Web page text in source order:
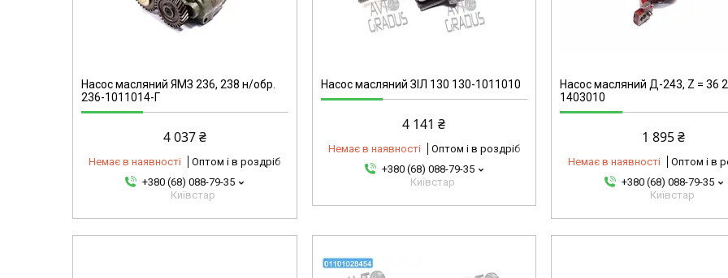
Насос масляний ЯМЗ 236, 238 н/обр.
236-1011014-Г
4 037 ₴
Немає в наявності
Оптом і в роздріб
+380 (68) 088-79-35
Київстар
101034-omg
Насос масляний ЗІЛ 130 130-1011010
4 141 ₴
Немає в наявності
Оптом і в роздріб
+380 (68) 088-79-35
Київстар
2314984524-omg
Насос масляний Д-243, Z = 36
1403010
1 895 ₴
Немає в наявності
Оптом і в
+380 (68) 088-79-35
Київстар